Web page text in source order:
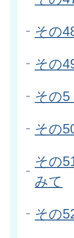
その
その
その5
その
その
みて
その